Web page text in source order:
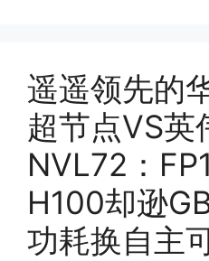
遥遥领先的
超节点VS英
NVL72：
H100却逊
功耗换自主